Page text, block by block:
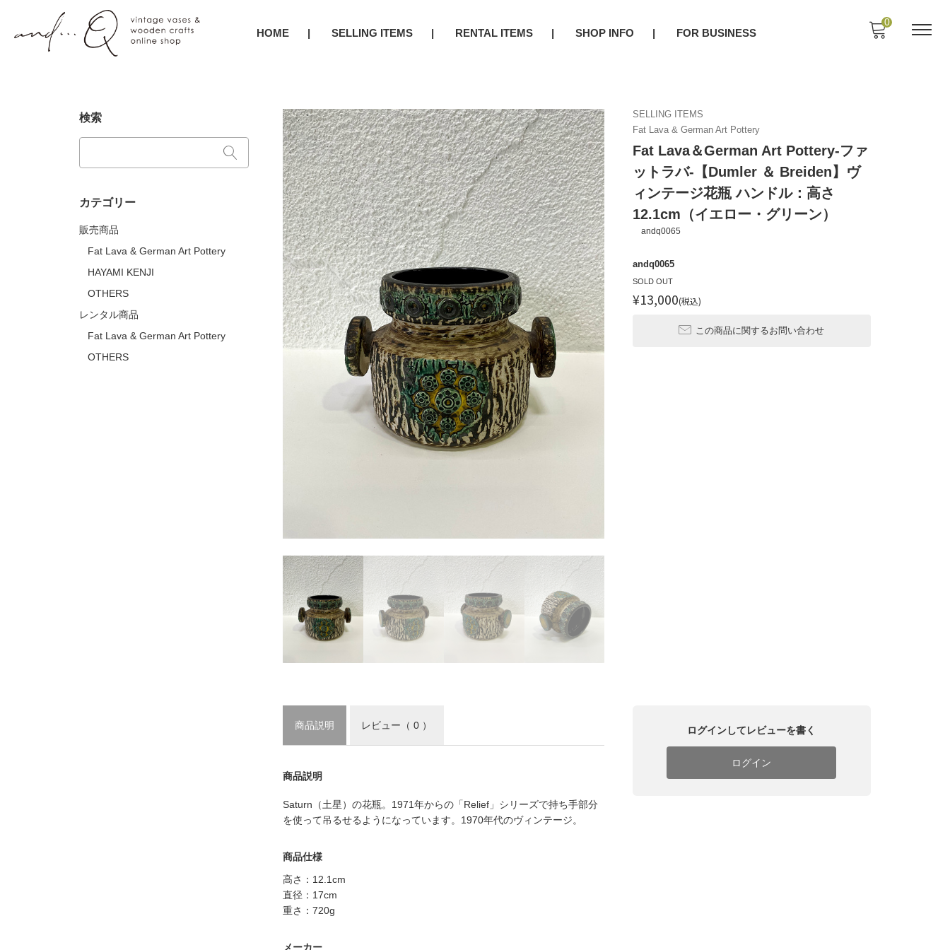
HOME SELLING ITEMS RENTAL ITEMS SHOP INFO FOR BUSINESS
0
SELLING ITEMS
Fat Lava & German Art Pottery
Fat Lava＆German Art Pottery-ファ
ットラバ-【Dumler ＆ Breiden】ヴ
ィンテージ花瓶 ハンドル：高さ
12.1cm（イエロー・グリーン）
andq0065
andq0065
SOLD OUT
¥13,000(税込)
この商品に関するお問い合わせ
商品説明 レビュー （ 0 ）
商品説明
Saturn（土星）の花瓶。1971年からの「Relief」シリーズで持ち手部分
を使って吊るせるようになっています。1970年代のヴィンテージ。
商品仕様
高さ：12.1cm
直径：17cm
重さ：720g
メーカー
ログインしてレビューを書く
ログイン
検索
カテゴリー
販売商品
Fat Lava & German Art Pottery
HAYAMI KENJI
OTHERS
レンタル商品
Fat Lava & German Art Pottery
OTHERS